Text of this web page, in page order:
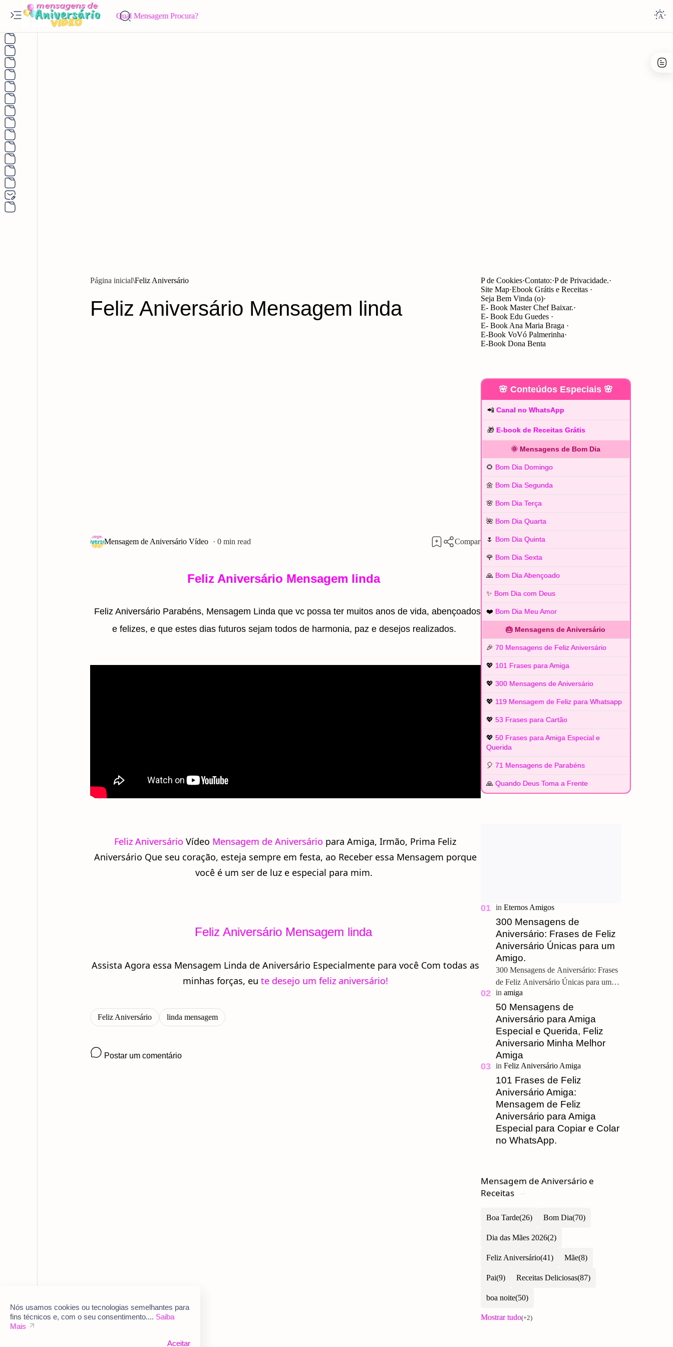
Página inicial Feliz Aniversário
Feliz Aniversário Mensagem linda
0
Feliz Aniversário Mensagem linda
Feliz Aniversário Parabéns, Mensagem Linda que vc possa ter muitos anos de vida, abençoados
e felizes, e que estes dias futuros sejam todos de harmonia, paz e desejos realizados.
Feliz Aniversário Vídeo Mensagem de Aniversário para Amiga, Irmão, Prima Feliz
Aniversário Que seu coração, esteja sempre em festa, ao Receber essa Mensagem porque
você é um ser de luz e especial para mim.
Feliz Aniversário Mensagem linda
Assista Agora essa Mensagem Linda de Aniversário Especialmente para você Com todas as
minhas forças, eu te desejo um feliz aniversário!
P de Cookies Contato: P de Privacidade.
Site Map Ebook Grátis e Receitas
Seja Bem Vinda (o)
E- Book Master Chef Baixar.
E- Book Edu Guedes
E- Book Ana Maria Braga
E-Book VoVó Palmerinha
E-Book Dona Benta
🌸 Conteúdos Especiais 🌸
📲 Canal no WhatsApp
🎁 E-book de Receitas Grátis
🌞 Mensagens de Bom Dia
🌻 Bom Dia Domingo
🌼 Bom Dia Segunda
🌸 Bom Dia Terça
🌺 Bom Dia Quarta
🌷 Bom Dia Quinta
🌹 Bom Dia Sexta
🙏 Bom Dia Abençoado
✨ Bom Dia com Deus
❤️ Bom Dia Meu Amor
🎂 Mensagens de Aniversário
🎉 70 Mensagens de Feliz Aniversário
💖 101 Frases para Amiga
💖 300 Mensagens de Aniversário
💖 119 Mensagem de Feliz para Whatsapp
💖 53 Frases para Cartão
💖 50 Frases para Amiga Especial e
Querida
🎈 71 Mensagens de Parabéns
🙏 Quando Deus Toma a Frente
300 Mensagens de
Aniversário: Frases de Feliz
Aniversário Únicas para um
Amigo.
300 Mensagens de Aniversário: Frases
de Feliz Aniversário Únicas para um
Amigo. Feliz Aniversário Meu
Querido, u ma grande amizade é um
presente pre…
50 Mensagens de
Aniversário para Amiga
Especial e Querida, Feliz
Aniversario Minha Melhor
Amiga
101 Frases de Feliz
Aniversário Amiga:
Mensagem de Feliz
Aniversário para Amiga
Especial para Copiar e Colar
no WhatsApp.
Mensagem de Aniversário e
Receitas
Boa Tarde Bom Dia
Dia das Mães 2026
Feliz Aniversário Mãe
Pai Receitas Deliciosas
boa noite
Nós usamos cookies ou tecnologias semelhantes para
fins técnicos e, com o seu consentimento.... Saiba
Mais
Aceitar